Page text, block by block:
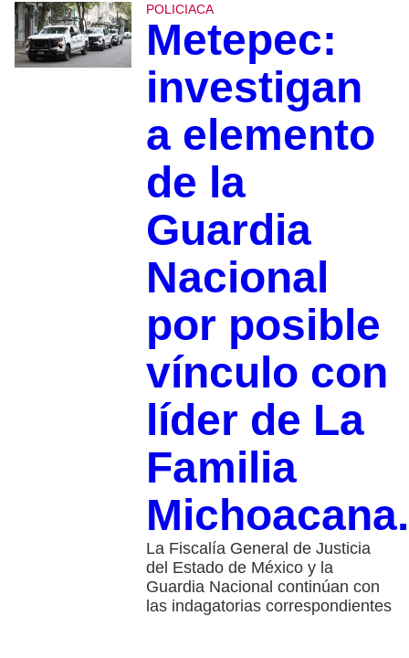
POLICIACA
Metepec:
investigan
a elemento
de la
Guardia
Nacional
por posible
vínculo con
líder de La
Familia
Michoacana.
La Fiscalía General de Justicia
del Estado de México y la
Guardia Nacional continúan con
las indagatorias correspondientes